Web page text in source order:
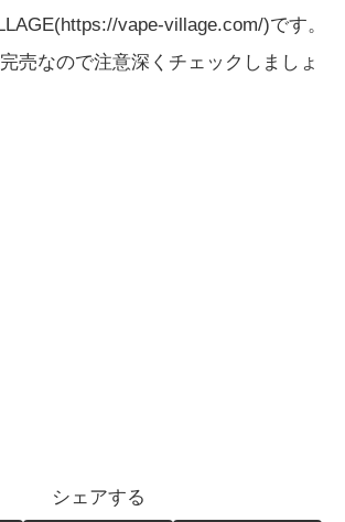
vape-village.com/)です。
売なので注意深くチェックしましょ
シェアする